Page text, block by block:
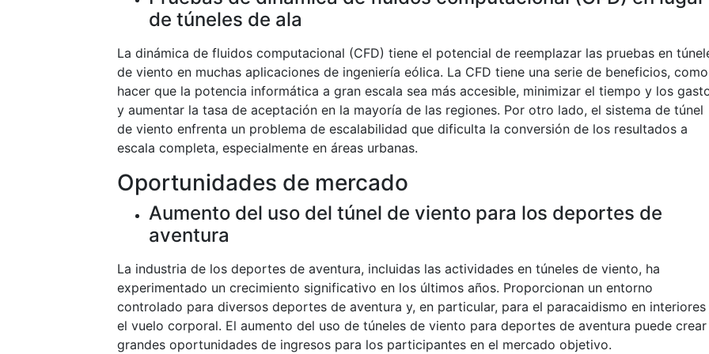
de túneles de ala
La dinámica de fluidos computacional (CFD) tiene el potencial de reemplazar las pruebas en
de viento en muchas aplicaciones de ingeniería eólica. La CFD tiene una serie de beneficios, como
hacer que la potencia informática a gran escala sea más accesible, minimizar el tiempo y los
y aumentar la tasa de aceptación en la mayoría de las regiones. Por otro lado, el sistema de túnel
de viento enfrenta un problema de escalabilidad que dificulta la conversión de los resultados a
escala completa, especialmente en áreas urbanas.
Oportunidades de mercado
Aumento del uso del túnel de viento para los deportes de
aventura
La industria de los deportes de aventura, incluidas las actividades en túneles de viento, ha
experimentado un crecimiento significativo en los últimos años. Proporcionan un entorno
controlado para diversos deportes de aventura y, en particular, para el paracaidismo en interiores
el vuelo corporal. El aumento del uso de túneles de viento para deportes de aventura puede crear
grandes oportunidades de ingresos para los participantes en el mercado objetivo.